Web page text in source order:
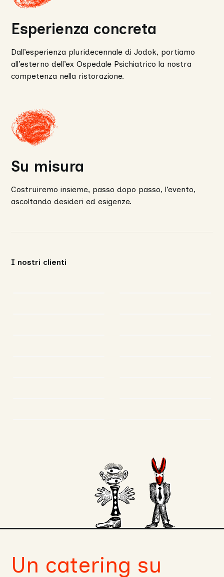
Esperienza concreta
Dall’esperienza pluridecennale di Jodok, portiamo
all’esterno dell’ex Ospedale Psichiatrico la nostra
competenza nella ristorazione.
Su misura
Costruiremo insieme, passo dopo passo, l’evento,
ascoltando desideri ed esigenze.
I nostri clienti
Un catering su